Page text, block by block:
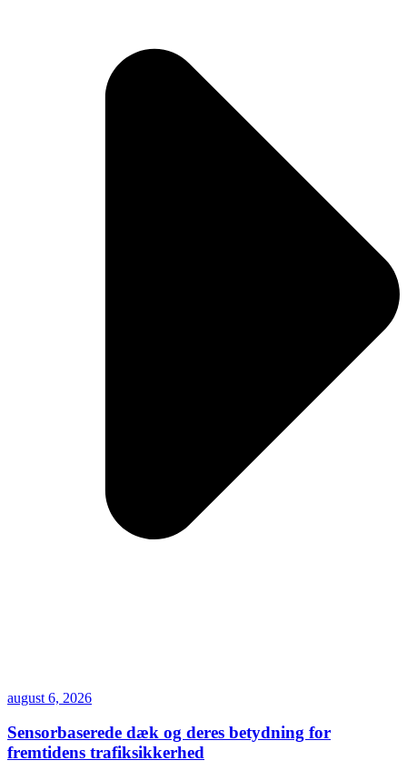
august 6, 2026
Sensorbaserede dæk og deres betydning for
fremtidens trafiksikkerhed